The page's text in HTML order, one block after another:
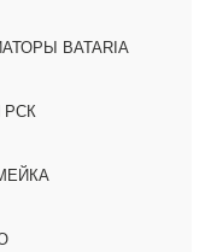
BATARIA
РСК